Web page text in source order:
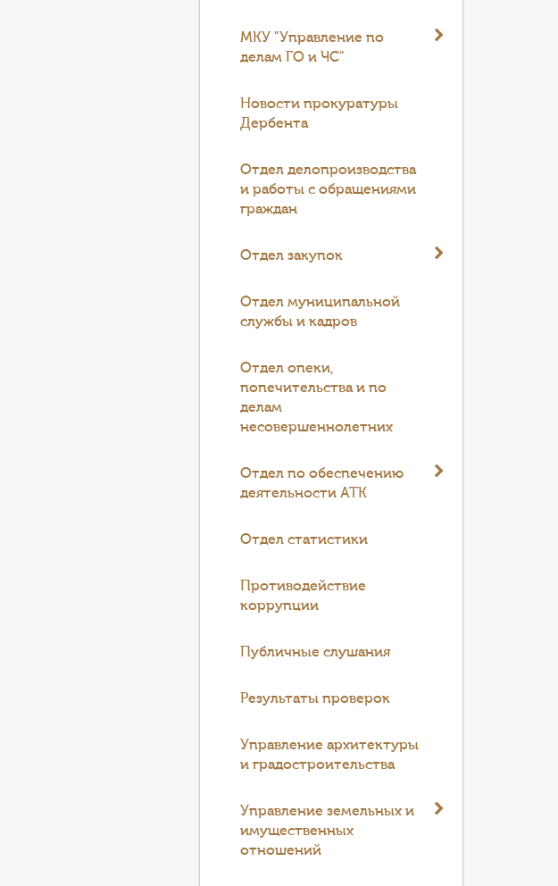
МКУ "Управление по
делам ГО и ЧС"
Новости прокуратуры
Дербента
Отдел делопроизводства
и работы с обращениями
граждан
Отдел закупок
Отдел муниципальной
службы и кадров
Отдел опеки,
попечительства и по
делам
несовершеннолетних
Отдел по обеспечению
деятельности АТК
Отдел статистики
Противодействие
коррупции
Публичные слушания
Результаты проверок
Управление архитектуры
и градостроительства
Управление земельных и
имущественных
отношений